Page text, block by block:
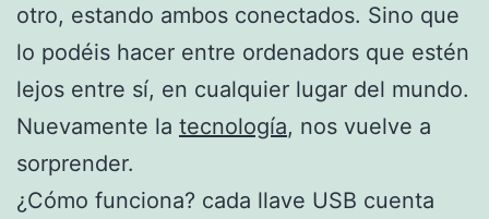
otro, estando ambos conectados. Sino que
lo podéis hacer entre ordenadors que estén
lejos entre sí, en cualquier lugar del mundo.
Nuevamente la tecnología, nos vuelve a
sorprender.
¿Cómo funciona? cada llave USB cuenta